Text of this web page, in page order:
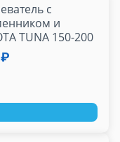
с
и
TUNA 150-200